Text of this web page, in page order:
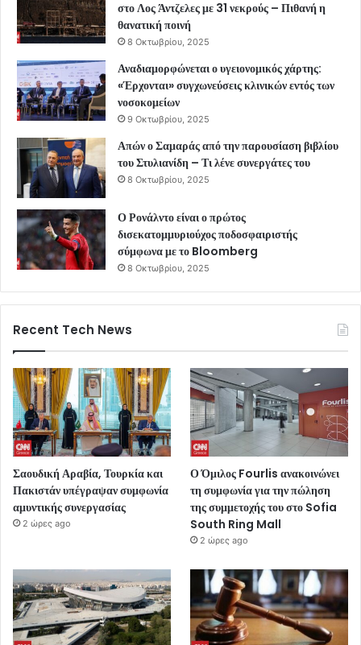
στο Λος Άντζελες με 31 νεκρούς – Πιθανή η
θανατική ποινή
8 Οκτωβρίου, 2025
Αναδιαμορφώνεται ο υγειονομικός χάρτης:
«Έρχονται» συγχωνεύσεις κλινικών εντός των
νοσοκομείων
9 Οκτωβρίου, 2025
Απών ο Σαμαράς από την παρουσίαση βιβλίου
του Στυλιανίδη – Τι λένε συνεργάτες του
8 Οκτωβρίου, 2025
Ο Ρονάλντο είναι ο πρώτος
δισεκατομμυριούχος ποδοσφαιριστής
σύμφωνα με το Bloomberg
8 Οκτωβρίου, 2025
Recent Tech News
Σαουδική Αραβία, Τουρκία και
Πακιστάν υπέγραψαν συμφωνία
αμυντικής συνεργασίας
2 ώρες ago
Ο Όμιλος Fourlis ανακοινώνει
τη συμφωνία για την πώληση
της συμμετοχής του στο Sofia
South Ring Mall
2 ώρες ago